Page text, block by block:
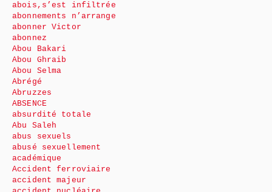
abois,s’est infiltrée
abonnements n’arrange
abonner Victor
abonnez
Abou Bakari
Abou Ghraib
Abou Selma
Abrégé
Abruzzes
ABSENCE
absurdité totale
Abu Saleh
abus sexuels
abusé sexuellement
académique
Accident ferroviaire
accident majeur